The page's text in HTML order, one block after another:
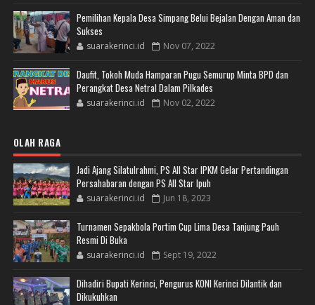
Pemilihan Kepala Desa Simpang Belui Bejalan Dengan Aman dan
Sukses
suarakerinci.id Nov 07, 2022
Daufit, Tokoh Muda Hamparan Pugu Semurup Minta BPD dan
Perangkat Desa Netral Dalam Pilkades
suarakerinci.id Nov 02, 2022
OLAH RAGA
Jadi Ajang Silatulrahmi, PS All Star IPKM Gelar Pertandingan
Persahabaran dengan PS All Star Ipuh
suarakerinci.id Jun 18, 2023
Turnamen Sepakbola Portim Cup Lima Desa Tanjung Pauh
Resmi Di Buka
suarakerinci.id Sept 19, 2022
Dihadiri Bupati Kerinci, Pengurus KONI Kerinci Dilantik dan
Dikukuhkan